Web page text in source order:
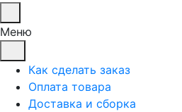
Меню
Как сделать заказ
Оплата товара
Доставка и сборка